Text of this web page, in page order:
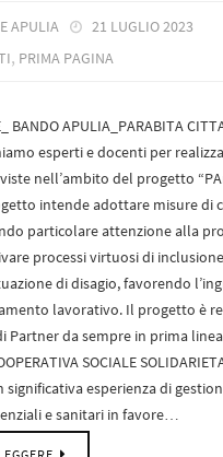
APULIA
21 LUGLIO 2023
, PRIMA PAGINA
BANDO APULIA_PARABITA
esperti e docenti per
nell’ambito del progetto
intende adottare misure di
particolare attenzione alla
processi virtuosi di
di disagio, favorendo
lavorativo. Il progetto è
Partner da sempre in prima
SOCIALE
significativa esperienza di
e sanitari in favore…